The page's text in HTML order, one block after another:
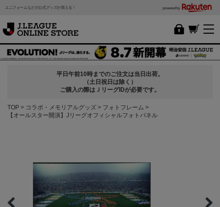
ユニフォームなどの公式グッズが買える！ powered by
平日午前10時までのご注文は当日出荷。
（土日祝日は除く）
ご購入の際はＪリーグIDが必要です。
TOP コラボ・メモリアルグッズ
フォトフレーム
【オールスター開演】Jリーグオフィシャルフォトパネル